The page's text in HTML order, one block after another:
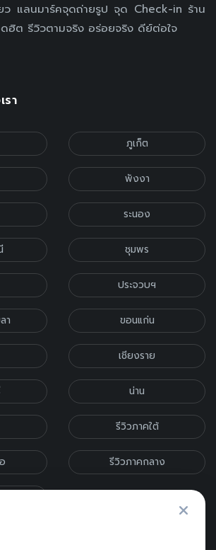
ว แลนมาร์คจุดถ่ายรูป จุด Check-in ร้าน
ฮิต รีวิวตามจริง อร่อยจริง ดีย์ต่อใจ
รา
ภูเก็ต
พังงา
ระนอง
ชุมพร
ประจวบฯ
า ขอนแก่น
เชียงราย
น่าน
รีวิวภาคใต้
รีวิวภาคกลาง